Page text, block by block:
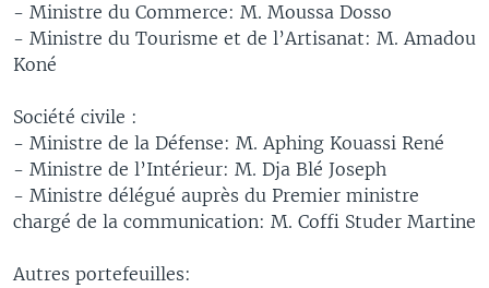
- Ministre du Commerce: M. Moussa Dosso
- Ministre du Tourisme et de l’Artisanat: M. Amadou
Koné
Société civile :
- Ministre de la Défense: M. Aphing Kouassi René
- Ministre de l’Intérieur: M. Dja Blé Joseph
- Ministre délégué auprès du Premier ministre
chargé de la communication: M. Coffi Studer Martine
Autres portefeuilles: